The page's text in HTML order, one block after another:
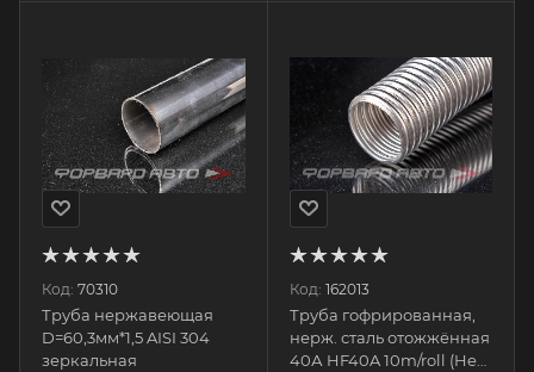
Код: 70310
Труба нержавеющая
D=60,3мм*1,5 AISI 304
зеркальная
Код: 162013
Труба гофрированная,
нерж. сталь отожжённая
40А HF40A 10m/roll (Heat